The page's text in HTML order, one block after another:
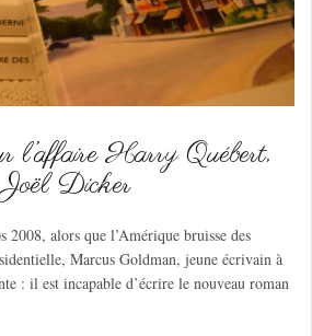
Harry Québert,
Joël Dicker
alors que l’Amérique bruisse des
Marcus Goldman, jeune écrivain à
: il est incapable d’écrire le nouveau roman